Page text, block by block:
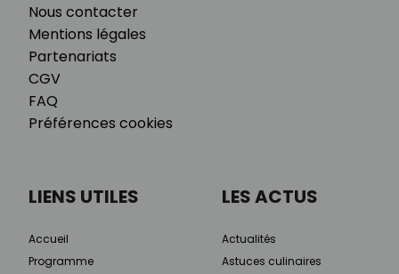
Nous contacter
Mentions légales
Partenariats
CGV
FAQ
Préférences cookies
LIENS UTILES
Accueil
Programme
LES ACTUS
Actualités
Astuces culinaires